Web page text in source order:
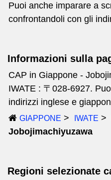
Puoi anche imparare a
confrontandoli con gli
Informazioni sulla
CAP in Giappone -
IWATE : 〒028-6927.
indirizzi inglese e
GIAPPONE IWATE
Jobojimachiyuzawa
Regioni selezionate